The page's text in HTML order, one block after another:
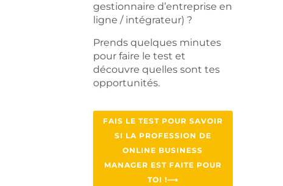
gestionnaire d’entreprise en
ligne / intégrateur) ?
Prends quelques minutes
pour faire le test et
découvre quelles sont tes
opportunités.
FAIS LE TEST POUR SAVOIR
SI LA PROFESSION DE
ONLINE BUSINESS
MANAGER EST FAITE POUR
TOI !⟶